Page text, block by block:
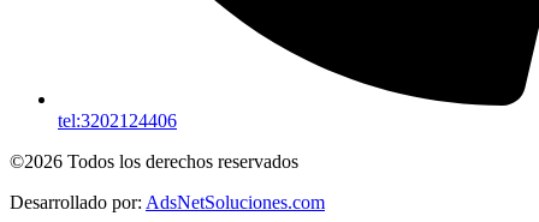
tel:3202124406
©2026 Todos los derechos reservados
Desarrollado por: AdsNetSoluciones.com